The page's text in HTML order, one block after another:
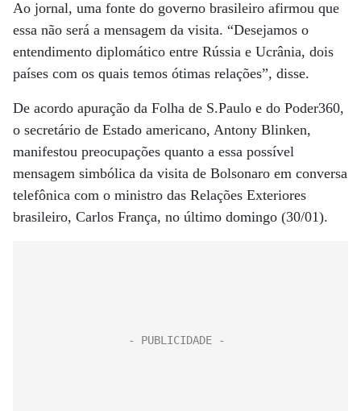
Ao jornal, uma fonte do governo brasileiro afirmou que
essa não será a mensagem da visita. “Desejamos o
entendimento diplomático entre Rússia e Ucrânia, dois
países com os quais temos ótimas relações”, disse.
De acordo apuração da Folha de S.Paulo e do Poder360,
o secretário de Estado americano, Antony Blinken,
manifestou preocupações quanto a essa possível
mensagem simbólica da visita de Bolsonaro em conversa
telefônica com o ministro das Relações Exteriores
brasileiro, Carlos França, no último domingo (30/01).